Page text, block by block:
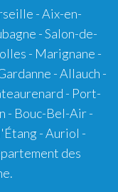
-Aix-en-
-Salon-de-
- Marignane -
-Allauch -
- Port-
- Bouc-Bel-Air-
-Auriol -
des